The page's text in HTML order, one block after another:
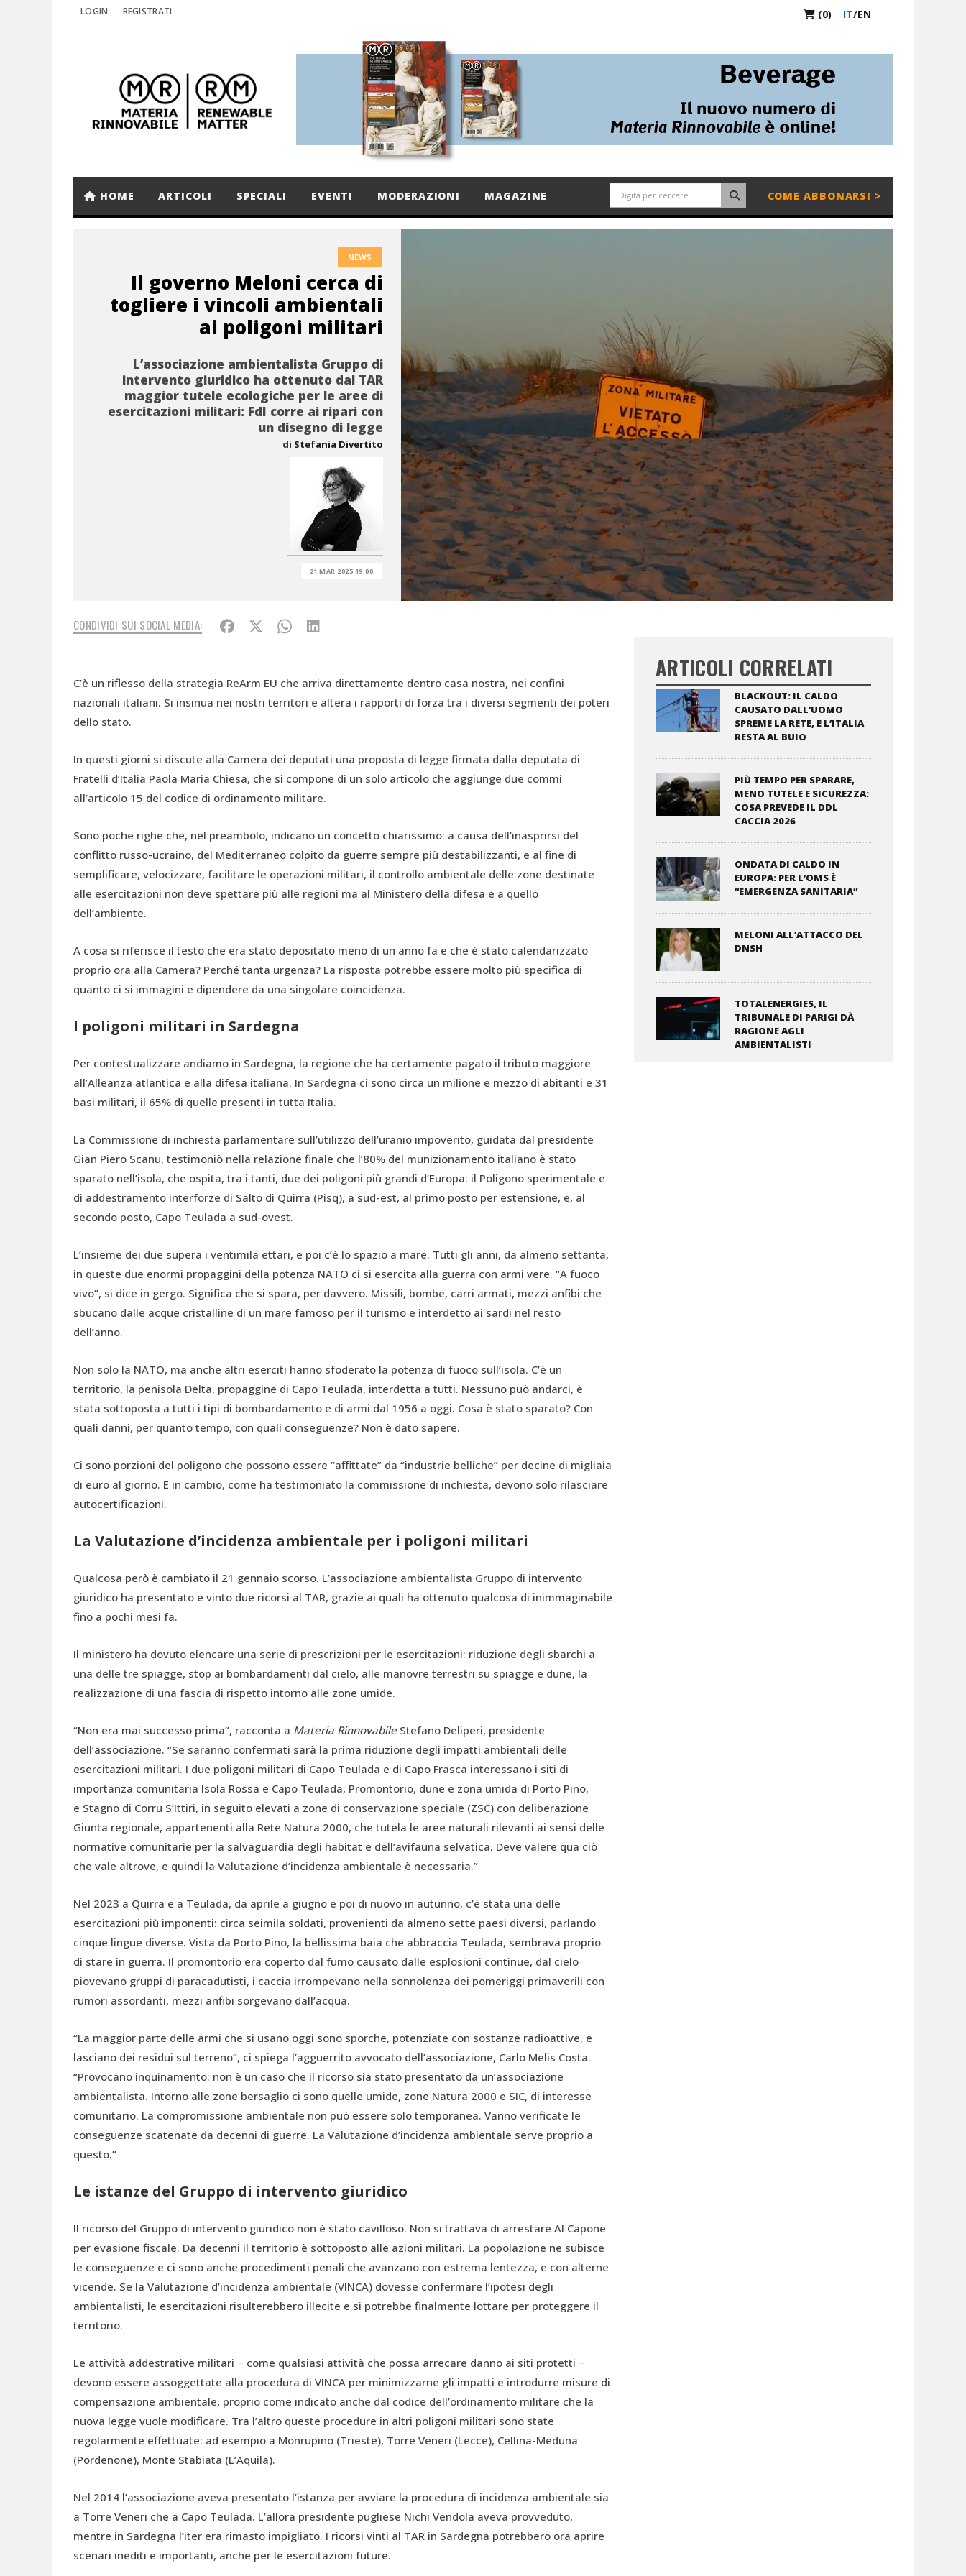
LOGIN REGISTRATI (0) IT/EN
HOME ARTICOLI SPECIALI EVENTI MODERAZIONI MAGAZINE COME ABBONARSI >
NEWS
Il governo Meloni cerca di
togliere i vincoli ambientali
ai poligoni militari
L’associazione ambientalista Gruppo di
intervento giuridico ha ottenuto dal TAR
maggior tutele ecologiche per le aree di
esercitazioni militari: FdI corre ai ripari con
un disegno di legge
di Stefania Divertito
21 MAR 2025 19:00
CONDIVIDI SUI SOCIAL MEDIA:
C’è un riflesso della strategia ReArm EU che arriva direttamente dentro casa nostra, nei confini
nazionali italiani. Si insinua nei nostri territori e altera i rapporti di forza tra i diversi segmenti dei poteri
dello stato.
In questi giorni si discute alla Camera dei deputati una proposta di legge firmata dalla deputata di
Fratelli d’Italia Paola Maria Chiesa, che si compone di un solo articolo che aggiunge due commi
all’articolo 15 del codice di ordinamento militare.
Sono poche righe che, nel preambolo, indicano un concetto chiarissimo: a causa dell’inasprirsi del
conflitto russo-ucraino, del Mediterraneo colpito da guerre sempre più destabilizzanti, e al fine di
semplificare, velocizzare, facilitare le operazioni militari, il controllo ambientale delle zone destinate
alle esercitazioni non deve spettare più alle regioni ma al Ministero della difesa e a quello
dell’ambiente.
A cosa si riferisce il testo che era stato depositato meno di un anno fa e che è stato calendarizzato
proprio ora alla Camera? Perché tanta urgenza? La risposta potrebbe essere molto più specifica di
quanto ci si immagini e dipendere da una singolare coincidenza.
I poligoni militari in Sardegna
Per contestualizzare andiamo in Sardegna, la regione che ha certamente pagato il tributo maggiore
all’Alleanza atlantica e alla difesa italiana. In Sardegna ci sono circa un milione e mezzo di abitanti e 31
basi militari, il 65% di quelle presenti in tutta Italia.
La Commissione di inchiesta parlamentare sull’utilizzo dell’uranio impoverito, guidata dal presidente
Gian Piero Scanu, testimoniò nella relazione finale che l’80% del munizionamento italiano è stato
sparato nell’isola, che ospita, tra i tanti, due dei poligoni più grandi d’Europa: il Poligono sperimentale e
di addestramento interforze di Salto di Quirra (Pisq), a sud-est, al primo posto per estensione, e, al
secondo posto, Capo Teulada a sud-ovest.
L’insieme dei due supera i ventimila ettari, e poi c’è lo spazio a mare. Tutti gli anni, da almeno settanta,
in queste due enormi propaggini della potenza NATO ci si esercita alla guerra con armi vere. “A fuoco
vivo”, si dice in gergo. Significa che si spara, per davvero. Missili, bombe, carri armati, mezzi anfibi che
sbucano dalle acque cristalline di un mare famoso per il turismo e interdetto ai sardi nel resto
dell’anno.
Non solo la NATO, ma anche altri eserciti hanno sfoderato la potenza di fuoco sull’isola. C’è un
territorio, la penisola Delta, propaggine di Capo Teulada, interdetta a tutti. Nessuno può andarci, è
stata sottoposta a tutti i tipi di bombardamento e di armi dal 1956 a oggi. Cosa è stato sparato? Con
quali danni, per quanto tempo, con quali conseguenze? Non è dato sapere.
Ci sono porzioni del poligono che possono essere “affittate” da “industrie belliche” per decine di migliaia
di euro al giorno. E in cambio, come ha testimoniato la commissione di inchiesta, devono solo rilasciare
autocertificazioni.
La Valutazione d’incidenza ambientale per i poligoni militari
Qualcosa però è cambiato il 21 gennaio scorso. L’associazione ambientalista Gruppo di intervento
giuridico ha presentato e vinto due ricorsi al TAR, grazie ai quali ha ottenuto qualcosa di inimmaginabile
fino a pochi mesi fa.
Il ministero ha dovuto elencare una serie di prescrizioni per le esercitazioni: riduzione degli sbarchi a
una delle tre spiagge, stop ai bombardamenti dal cielo, alle manovre terrestri su spiagge e dune, la
realizzazione di una fascia di rispetto intorno alle zone umide.
“Non era mai successo prima”, racconta a Materia Rinnovabile Stefano Deliperi, presidente
dell’associazione. “Se saranno confermati sarà la prima riduzione degli impatti ambientali delle
esercitazioni militari. I due poligoni militari di Capo Teulada e di Capo Frasca interessano i siti di
importanza comunitaria Isola Rossa e Capo Teulada, Promontorio, dune e zona umida di Porto Pino,
e Stagno di Corru S’Ittiri, in seguito elevati a zone di conservazione speciale (ZSC) con deliberazione
Giunta regionale, appartenenti alla Rete Natura 2000, che tutela le aree naturali rilevanti ai sensi delle
normative comunitarie per la salvaguardia degli habitat e dell’avifauna selvatica. Deve valere qua ciò
che vale altrove, e quindi la Valutazione d’incidenza ambientale è necessaria.”
Nel 2023 a Quirra e a Teulada, da aprile a giugno e poi di nuovo in autunno, c’è stata una delle
esercitazioni più imponenti: circa seimila soldati, provenienti da almeno sette paesi diversi, parlando
cinque lingue diverse. Vista da Porto Pino, la bellissima baia che abbraccia Teulada, sembrava proprio
di stare in guerra. Il promontorio era coperto dal fumo causato dalle esplosioni continue, dal cielo
piovevano gruppi di paracadutisti, i caccia irrompevano nella sonnolenza dei pomeriggi primaverili con
rumori assordanti, mezzi anfibi sorgevano dall’acqua.
“La maggior parte delle armi che si usano oggi sono sporche, potenziate con sostanze radioattive, e
lasciano dei residui sul terreno”, ci spiega l’agguerrito avvocato dell’associazione, Carlo Melis Costa.
“Provocano inquinamento: non è un caso che il ricorso sia stato presentato da un’associazione
ambientalista. Intorno alle zone bersaglio ci sono quelle umide, zone Natura 2000 e SIC, di interesse
comunitario. La compromissione ambientale non può essere solo temporanea. Vanno verificate le
conseguenze scatenate da decenni di guerre. La Valutazione d’incidenza ambientale serve proprio a
questo.”
Le istanze del Gruppo di intervento giuridico
Il ricorso del Gruppo di intervento giuridico non è stato cavilloso. Non si trattava di arrestare Al Capone
per evasione fiscale. Da decenni il territorio è sottoposto alle azioni militari. La popolazione ne subisce
le conseguenze e ci sono anche procedimenti penali che avanzano con estrema lentezza, e con alterne
vicende. Se la Valutazione d’incidenza ambientale (VINCA) dovesse confermare l’ipotesi degli
ambientalisti, le esercitazioni risulterebbero illecite e si potrebbe finalmente lottare per proteggere il
territorio.
Le attività addestrative militari − come qualsiasi attività che possa arrecare danno ai siti protetti −
devono essere assoggettate alla procedura di VINCA per minimizzarne gli impatti e introdurre misure di
compensazione ambientale, proprio come indicato anche dal codice dell’ordinamento militare che la
nuova legge vuole modificare. Tra l’altro queste procedure in altri poligoni militari sono state
regolarmente effettuate: ad esempio a Monrupino (Trieste), Torre Veneri (Lecce), Cellina-Meduna
(Pordenone), Monte Stabiata (L’Aquila).
Nel 2014 l’associazione aveva presentato l’istanza per avviare la procedura di incidenza ambientale sia
a Torre Veneri che a Capo Teulada. L’allora presidente pugliese Nichi Vendola aveva provveduto,
mentre in Sardegna l’iter era rimasto impigliato. I ricorsi vinti al TAR in Sardegna potrebbero ora aprire
scenari inediti e importanti, anche per le esercitazioni future.
ARTICOLI CORRELATI
BLACKOUT: IL CALDO
CAUSATO DALL’UOMO
SPREME LA RETE, E L’ITALIA
RESTA AL BUIO
PIÙ TEMPO PER SPARARE,
MENO TUTELE E SICUREZZA:
COSA PREVEDE IL DDL
CACCIA 2026
ONDATA DI CALDO IN
EUROPA: PER L’OMS È
“EMERGENZA SANITARIA”
MELONI ALL’ATTACCO DEL
DNSH
TOTALENERGIES, IL
TRIBUNALE DI PARIGI DÀ
RAGIONE AGLI
AMBIENTALISTI